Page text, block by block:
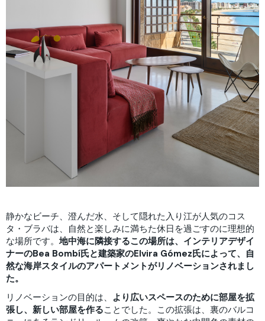
静かなビーチ、澄んだ水、そして隠れた入り江が人気のコス
タ・ブラバは、自然と楽しみに満ちた休日を過ごすのに理想的
な場所です。地中海に隣接するこの場所は、インテリアデザイ
ナーのBea Bombí氏と建築家のElvira Gómez氏によって、自
然な海岸スタイルのアパートメントがリノベーションされまし
た。
リノベーションの目的は、 より広いスペースのために部屋を拡
張し、新しい部屋を作ることでした。この拡張は、裏のバルコ